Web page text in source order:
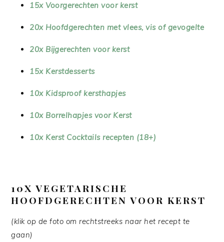
15x Voorgerechten voor kerst
20x Hoofdgerechten met vlees, vis of gevogelte
20x Bijgerechten voor kerst
15x Kerstdesserts
10x Kidsproof kersthapjes
10x Borrelhapjes voor Kerst
10x Kerst Cocktails recepten (18+)
10X VEGETARISCHE
HOOFDGERECHTEN VOOR KERST
(klik op de foto om rechtstreeks naar het recept te
gaan)